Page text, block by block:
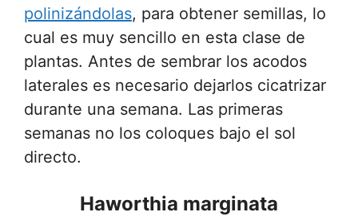
polinizándolas, para obtener semillas, lo
cual es muy sencillo en esta clase de
plantas. Antes de sembrar los acodos
laterales es necesario dejarlos cicatrizar
durante una semana. Las primeras
semanas no los coloques bajo el sol
directo.
Haworthia marginata